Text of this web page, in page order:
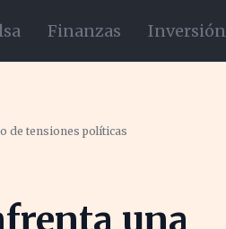
Finanzas Inversión
de tensiones políticas
una